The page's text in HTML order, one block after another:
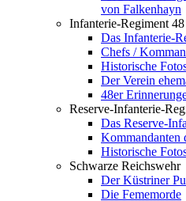
von Falkenhayn
Infanterie-Regiment 48
Das Infanterie-
Chefs /
Historische
Der Verein
48er
Reserve-Infanterie-
Das Reserve-
Kommandanten
Historische
Schwarze Reichswehr
Der Küstriner
Die Fememorde